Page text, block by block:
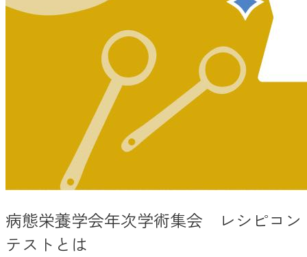
病態栄養学会年次学術集会 レシピコン
テストとは